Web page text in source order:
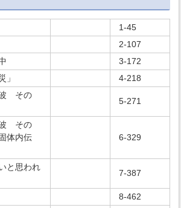
1-45
2-107
3-172
」
4-218
波 その
5-271
波 その
体内伝
6-329
と思われ
7-387
8-462